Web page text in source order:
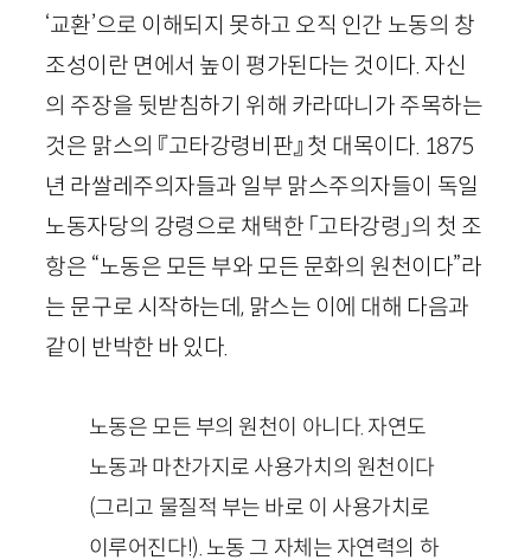
‘교환’으로 이해되지 못하고 오직 인간 노동의 창
조성이란 면에서 높이 평가된다는 것이다. 자신
의 주장을 뒷받침하기 위해 카라따니가 주목하는
것은 맑스의 『고타강령비판』 첫 대목이다. 1875
년 라쌀레주의자들과 일부 맑스주의자들이 독일
노동자당의 강령으로 채택한 「고타강령」의 첫 조
항은 “노동은 모든 부와 모든 문화의 원천이다”라
는 문구로 시작하는데, 맑스는 이에 대해 다음과
같이 반박한 바 있다.
노동은 모든 부의 원천이 아니다. 자연도
노동과 마찬가지로 사용가치의 원천이다
(그리고 물질적 부는 바로 이 사용가치로
이루어진다!). 노동 그 자체는 자연력의 하